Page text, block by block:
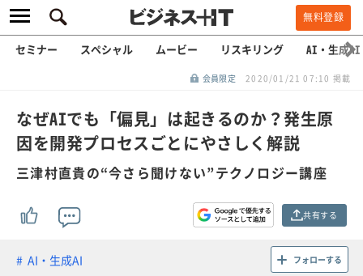
無料登録
セミナー スペシャル ムービー リスキリング AI・生成AI
会員限定 2020/01/21 07:10 掲載
なぜAIでも「偏見」は起きるのか？発生原
因を開発プロセスごとにやさしく解説
三津村直貴の“今さら聞けない”テクノロジー講座
共有する
AI・生成AI フォローする